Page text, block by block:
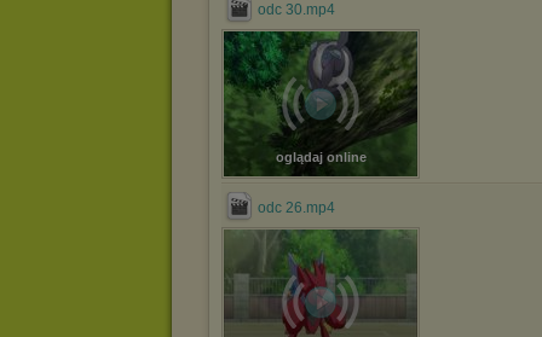
odc 30.mp4
oglądaj online
odc 26.mp4